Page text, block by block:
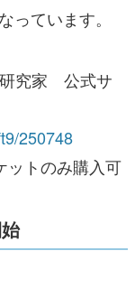
っています。
研究家 公式サ
250748
ットのみ購入可